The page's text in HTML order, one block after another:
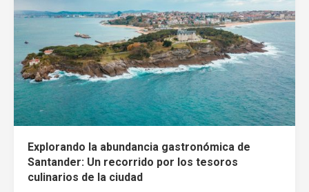
Explorando la abundancia gastronómica de
Santander: Un recorrido por los tesoros
culinarios de la ciudad